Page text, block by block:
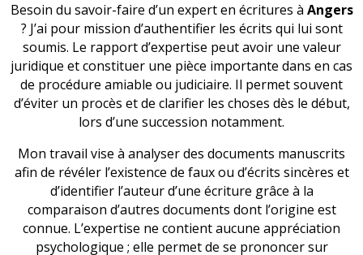
Besoin du savoir-faire d’un expert en écritures à Angers
? J’ai pour mission d’authentifier les écrits qui lui sont
soumis. Le rapport d’expertise peut avoir une valeur
juridique et constituer une pièce importante dans en cas
de procédure amiable ou judiciaire. Il permet souvent
d’éviter un procès et de clarifier les choses dès le début,
lors d’une succession notamment.
Mon travail vise à analyser des documents manuscrits
afin de révéler l’existence de faux ou d’écrits sincères et
d’identifier l’auteur d’une écriture grâce à la
comparaison d’autres documents dont l’origine est
connue. L’expertise ne contient aucune appréciation
psychologique ; elle permet de se prononcer sur